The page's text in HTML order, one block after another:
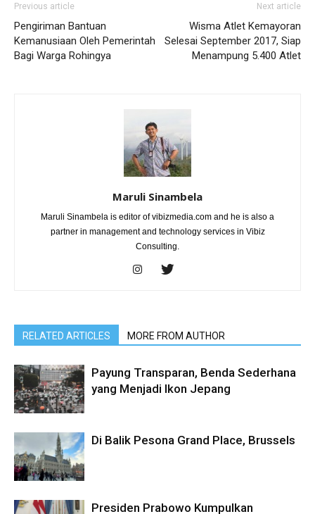
Previous article
Pengiriman Bantuan
Kemanusiaan Oleh Pemerintah
Bagi Warga Rohingya
Next article
Wisma Atlet Kemayoran
Selesai September 2017, Siap
Menampung 5.400 Atlet
Maruli Sinambela
Maruli Sinambela is editor of vibizmedia.com and he is also a
partner in management and technology services in Vibiz
Consulting.
RELATED ARTICLES MORE FROM AUTHOR
Payung Transparan, Benda Sederhana
yang Menjadi Ikon Jepang
Di Balik Pesona Grand Place, Brussels
Presiden Prabowo Kumpulkan